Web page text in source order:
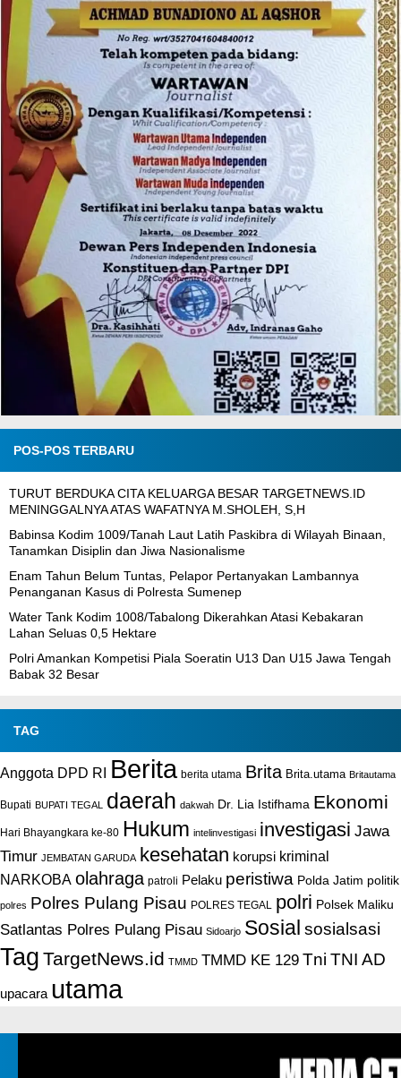
POS-POS TERBARU
TURUT BERDUKA CITA KELUARGA BESAR TARGETNEWS.ID
MENINGGALNYA ATAS WAFATNYA M.SHOLEH, S,H
Babinsa Kodim 1009/Tanah Laut Latih Paskibra di Wilayah Binaan,
Tanamkan Disiplin dan Jiwa Nasionalisme
Enam Tahun Belum Tuntas, Pelapor Pertanyakan Lambannya
Penanganan Kasus di Polresta Sumenep
Water Tank Kodim 1008/Tabalong Dikerahkan Atasi Kebakaran
Lahan Seluas 0,5 Hektare
Polri Amankan Kompetisi Piala Soeratin U13 Dan U15 Jawa Tengah
Babak 32 Besar
TAG
Anggota DPD RI Berita berita utama Brita Brita.utama Britautama
Bupati BUPATI TEGAL daerah dakwah Dr. Lia Istifhama Ekonomi
Hari Bhayangkara ke-80 Hukum intelinvestigasi investigasi Jawa
Timur JEMBATAN GARUDA kesehatan korupsi kriminal
NARKOBA olahraga patroli Pelaku peristiwa Polda Jatim politik
polres Polres Pulang Pisau POLRES TEGAL polri Polsek Maliku
Satlantas Polres Pulang Pisau Sidoarjo Sosial sosialsasi
Tag TargetNews.id TMMD TMMD KE 129 Tni TNI AD
upacara utama